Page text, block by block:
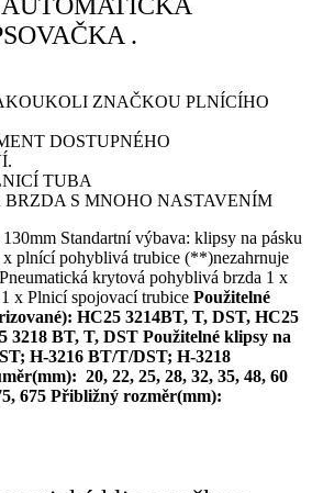
.
ZNAČKOU PLNÍCÍHO
DOSTUPNÉHO
TUBA
S MNOHO NASTAVENÍM
Standartní výbava: klipsy na pásku
plnící pohyblivá trubice (**)nezahrnuje
krytová pohyblivá brzda 1 x
x Plnicí spojovací trubice Použitelné
HC25 3214BT, T, DST, HC25
3218 BT, T, DST Použitelné klipsy na
H-3216 BT/T/DST; H-3218
20, 22, 25, 28, 32, 35, 48, 60
675 Přibližný rozměr(mm):